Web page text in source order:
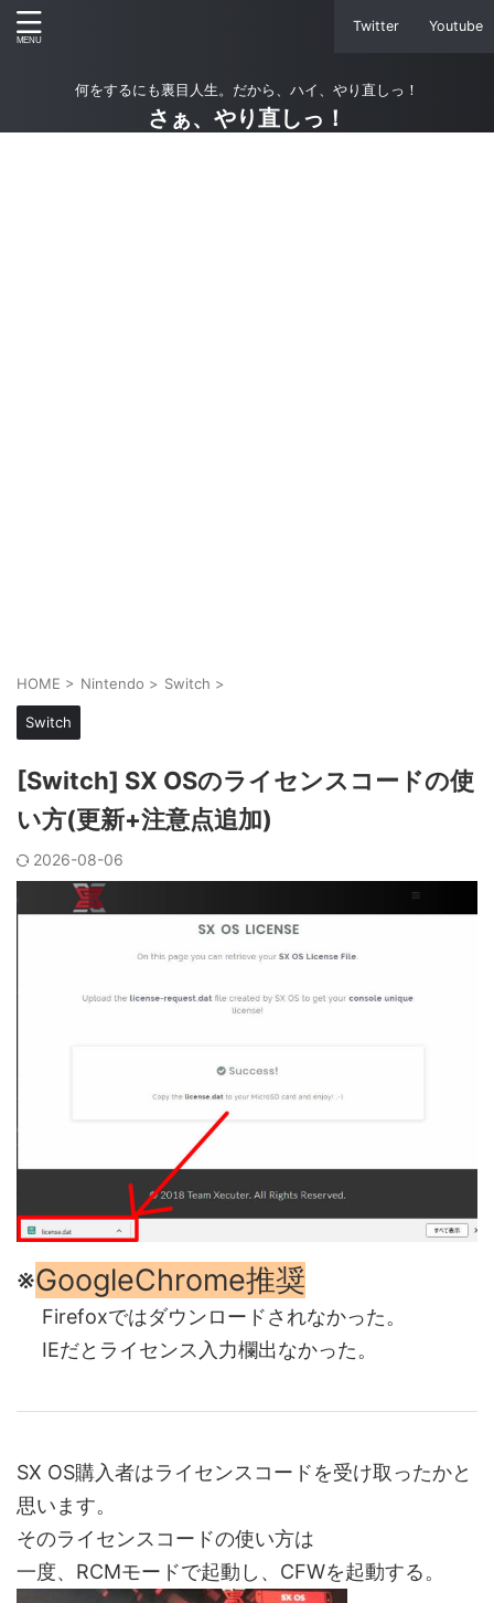
Twitter Youtube
何をするにも裏目人生。だから、ハイ、やり直しっ！
さぁ、やり直しっ！
HOME > Nintendo > Switch >
Switch
[Switch] SX OSのライセンスコードの使
い方(更新+注意点追加)
2026-08-06
※GoogleChrome推奨
Firefoxではダウンロードされなかった。
IEだとライセンス入力欄出なかった。
SX OS購入者はライセンスコードを受け取ったかと
思います。
そのライセンスコードの使い方は
一度、RCMモードで起動し、CFWを起動する。